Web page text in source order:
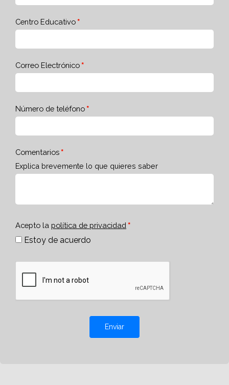
Centro Educativo
Correo Electrónico
Número de teléfono
Comentarios
Explica brevemente lo que quieres saber
Acepto la política de privacidad
Estoy de acuerdo
Enviar